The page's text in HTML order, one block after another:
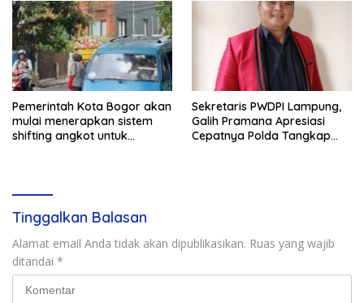
Pemerintah Kota Bogor akan
mulai menerapkan sistem
shifting angkot untuk
Sekretaris PWDPI Lampung,
Galih Pramana Apresiasi
Cepatnya Polda Tangkap
Tinggalkan Balasan
Alamat email Anda tidak akan dipublikasikan. Ruas yang wajib
ditandai *